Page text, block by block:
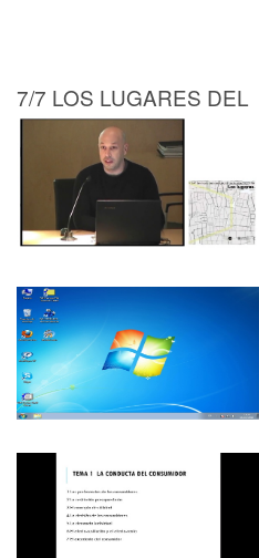
7/7 LOS LUGARES DEL
FUTURO. Antonio Ariño.
Cumbres y Valles, los
lugares de la
desigualdad y la
secesión de los ricos.